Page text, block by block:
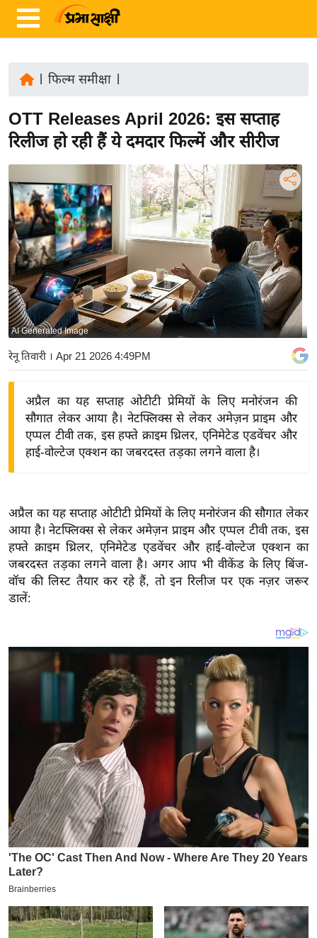
ज़ा
ख
रा
ष्ट्री
य
अं
त
र्रा
ष्ट्री
य
बि
ज़
द्यो
ग
त
वि
शे
ष
ज्ञ
ज
ट
I
P
L
2
0
2
6
फिल्म समीक्षा
OTT Releases April 2026: इस सप्ताह
रिलीज हो रही हैं ये दमदार फिल्में और सीरीज
AI Generated Image
रेनू तिवारी । Apr 21 2026 4:49PM
अप्रैल का यह सप्ताह ओटीटी प्रेमियों के लिए मनोरंजन की
सौगात लेकर आया है। नेटफ्लिक्स से लेकर अमेज़न प्राइम और
एप्पल टीवी तक, इस हफ्ते क्राइम थ्रिलर, एनिमेटेड एडवेंचर और
हाई-वोल्टेज एक्शन का जबरदस्त तड़का लगने वाला है।
अप्रैल का यह सप्ताह ओटीटी प्रेमियों के लिए मनोरंजन की सौगात लेकर
आया है। नेटफ्लिक्स से लेकर अमेज़न प्राइम और एप्पल टीवी तक, इस
हफ्ते क्राइम थ्रिलर, एनिमेटेड एडवेंचर और हाई-वोल्टेज एक्शन का
जबरदस्त तड़का लगने वाला है। अगर आप भी वीकेंड के लिए बिंज-
वॉच की लिस्ट तैयार कर रहे हैं, तो इन रिलीज पर एक नज़र जरूर
डालें: